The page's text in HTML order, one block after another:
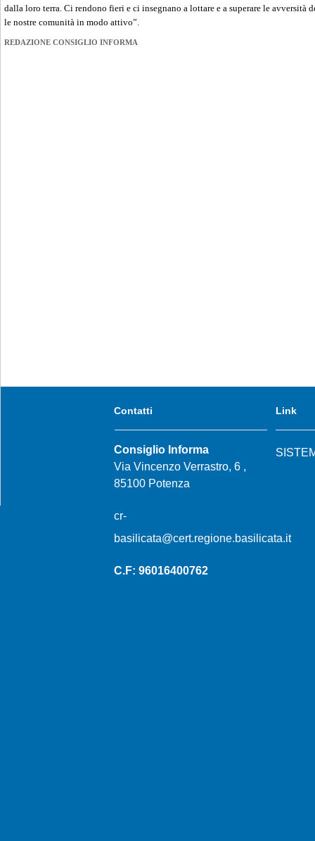
dalla loro terra. Ci rendono fieri e ci insegnano a lottare e a superare le avversità
le nostre comunità in modo attivo”.
REDAZIONE CONSIGLIO INFORMA
Contatti
Consiglio Informa
Via Vincenzo Verrastro, 6 ,
85100 Potenza
cr-
basilicata@cert.regione.basilicata.it
C.F: 96016400762
Link